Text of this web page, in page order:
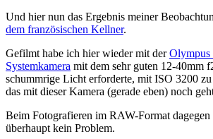
Und hier nun das Ergebnis meiner
dem französischen Kellner.
Gefilmt habe ich hier wieder mit der
Systemkamera mit dem sehr guten 12-40mm
schummrige Licht erforderte, mit ISO 3200
das mit dieser Kamera (gerade eben) noch
Beim Fotografieren im RAW-Format
überhaupt kein Problem.